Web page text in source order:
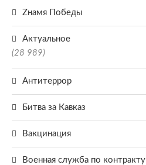
Zнамя Победы
Актуальное
(28 989)
Антитеррор
Битва за Кавказ
Вакцинация
Военная служба по контракту